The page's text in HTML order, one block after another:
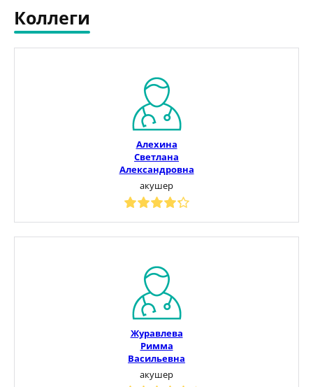
Коллеги
Алехина
Светлана
Александровна
акушер
Журавлева
Римма
Васильевна
акушер